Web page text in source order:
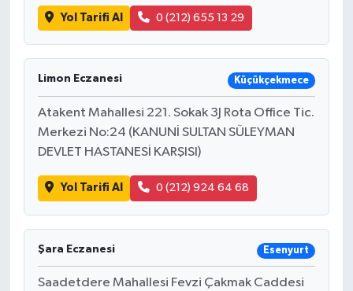
Yol Tarifi Al 0 (212) 655 13 29
Limon Eczanesi Küçükçekmece
Atakent Mahallesi 221. Sokak 3J Rota Office Tic.
Merkezi No:24 (KANUNİ SULTAN SÜLEYMAN
DEVLET HASTANESİ KARŞISI)
Yol Tarifi Al 0 (212) 924 64 68
Şara Eczanesi Esenyurt
Saadetdere Mahallesi Fevzi Çakmak Caddesi